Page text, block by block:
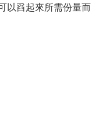
以舀起來所需份量而